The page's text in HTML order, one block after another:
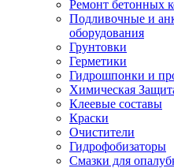
Ремонт бетонных
Подливочные и
оборудования
Грунтовки
Герметики
Гидрошпонки и
Химическая
Клеевые составы
Краски
Очистители
Гидрофобизаторы
Смазки для